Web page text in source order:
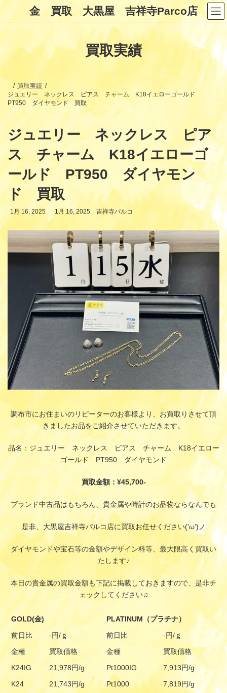
ン
キ
ッ
ー
に
移
金 買取 大黒屋 吉祥寺Parco店
買取実績
買取実績
ジュエリー ネックレス ピアス チャーム K18イエローゴールド
PT950 ダイヤモンド 買取
ジュエリー ネックレス ピア
ス チャーム K18イエローゴ
ールド PT950 ダイヤモン
ド 買取
1月 16, 2025
最
新
日
1月 16, 2025 吉祥寺パルコ
調布市にお住まいのリピーターのお客様より、お買取りさせて頂
きましたお品をご紹介させていただきます。
品名：ジュエリー ネックレス ピアス チャーム K18イエロー
ゴールド PT950 ダイヤモンド
買取金額：¥45,700-
ブランド中古品はもちろん、貴金属や時計のお品物ならなんでも
是非、大黒屋吉祥寺パルコ店に買取お任せください('ω')ノ
ダイヤモンドや宝石等の金額やデザイン料等、最大限高く買取い
たします♪
本日の貴金属の買取金額も下記に掲載しておきますので、是非チ
ェックしてください♫
GOLD(金)
PLATINUM（プラチナ）
前日比
-円/ｇ 前日比
-円/ｇ
金種
買取価格 金種
買取価格
K24IG
21,978円/g Pt1000IG
7,913円/g
K24
21,743円/g Pt1000
7,819円/g